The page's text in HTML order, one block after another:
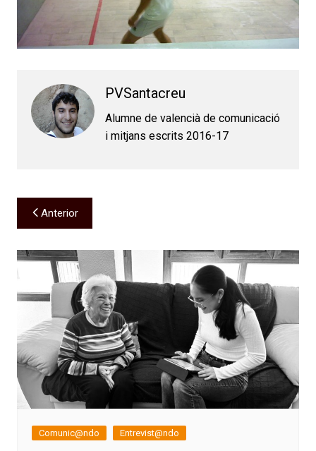
PVSantacreu
Alumne de valencià de comunicació
i mitjans escrits 2016-17
Navegación
de
entradas
Anterior
Comunic@ndo Entrevist@ndo